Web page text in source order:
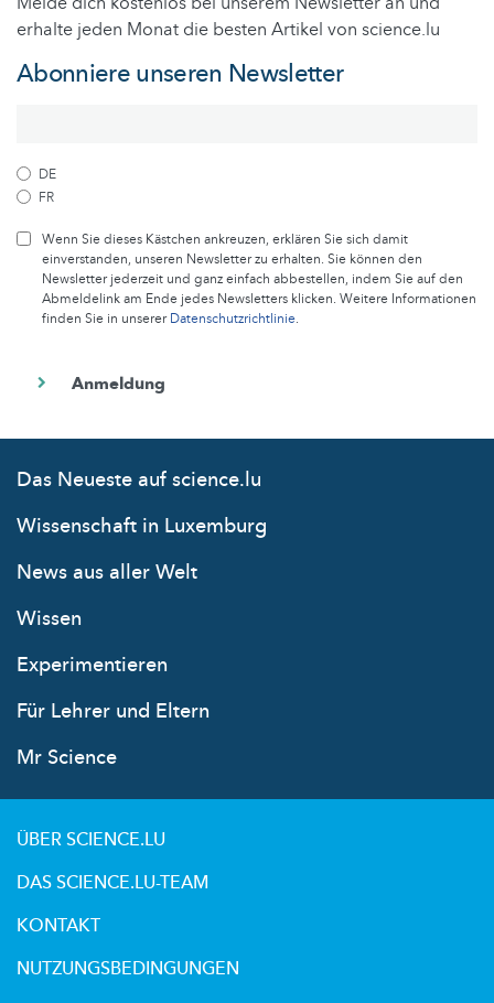
erhalte jeden Monat die besten Artikel von science.lu
Abonniere unseren Newsletter
DE
FR
Wenn Sie dieses Kästchen ankreuzen, erklären Sie sich damit
einverstanden, unseren Newsletter zu erhalten. Sie können den
Newsletter jederzeit und ganz einfach abbestellen, indem Sie auf den
Abmeldelink am Ende jedes Newsletters klicken. Weitere Informationen
finden Sie in unsererDatenschutzrichtlinie.
Das Neueste auf science.lu
Wissenschaft in Luxemburg
News aus aller Welt
Wissen
Experimentieren
Für Lehrer und Eltern
Mr Science
ÜBER SCIENCE.LU
DAS SCIENCE.LU-TEAM
KONTAKT
NUTZUNGSBEDINGUNGEN